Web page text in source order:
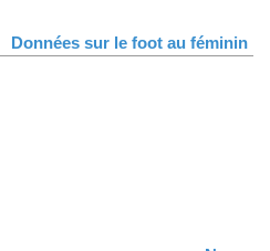
Données sur le foot au féminin